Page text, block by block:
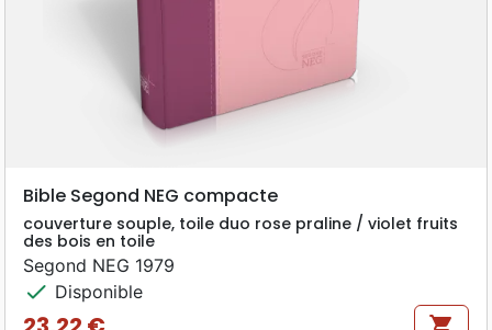
Bible Segond NEG compacte
couverture souple, toile duo rose praline / violet fruits
des bois en toile
Segond NEG 1979
check Disponible